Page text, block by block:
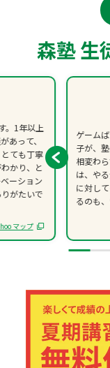
森塾 生
。1年以上
あって、
ても丁寧
かり、と
ーション
がたいで
マップ
ゲーム
子が、
相変わ
は、や
に対し
るのも、